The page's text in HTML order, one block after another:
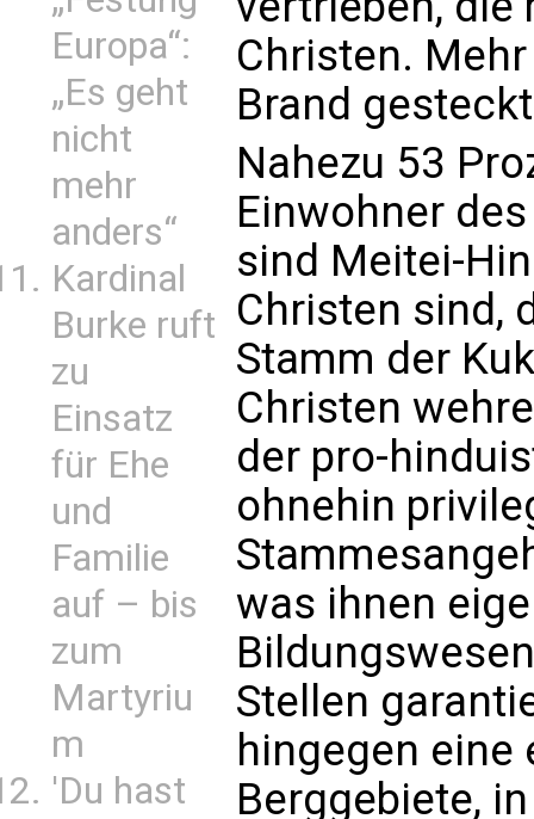
Europa“:
„Es geht
nicht
mehr
anders“
Kardinal
Burke ruft
zu
Einsatz
für Ehe
und
Familie
auf – bis
zum
Martyriu
m
'Du hast
Christen.
Brand
Nahezu 53
Einwohner
sind Meitei-
Christen sind,
Stamm der
Christen
der pro-
ohnehin
was ihnen
Stellen
hingegen eine
Berggebiete,